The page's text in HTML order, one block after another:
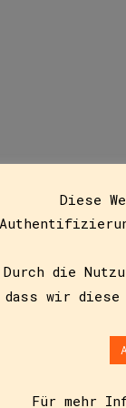
Diese
Durch die
dass wir diese
Für mehr